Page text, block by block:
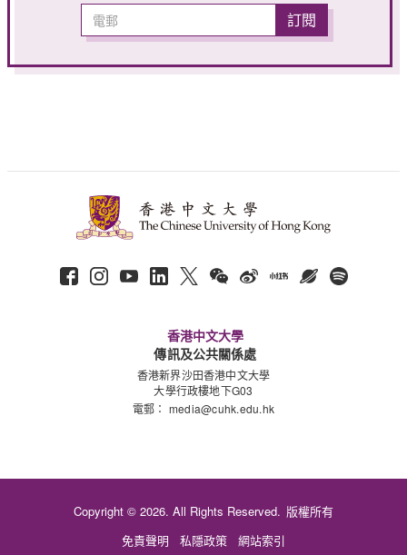
香港中文大學
傳訊及公共關係處
香港新界沙田香港中文大學
大學行政樓地下G03
電郵： media@cuhk.edu.hk
Copyright © 2026. All Rights Reserved. 版權所有
免責聲明
私隱政策 網站索引